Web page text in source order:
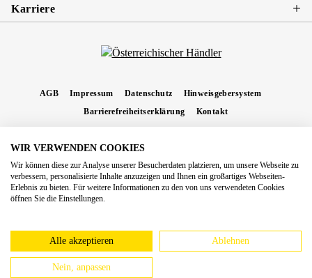
Karriere
AGB Impressum Datenschutz
Hinweisgebersystem
Barrierefreiheitserklärung
Kontakt
Nachnahmegebühren, wenn nicht anders angegeben.
Copyright 2026 Forstinger Österreich GmbH
Königstetter Straße 128 - 134/OG3, 3430 Tulln
europäschen Online-Streitbeilegungs-Plattform hinzuweisen: webgate.ec.europa.eu/odr
WIR VERWENDEN COOKIES
Wir können diese zur Analyse unserer Besucherdaten platzieren, um unsere Webseite zu
verbessern, personalisierte Inhalte anzuzeigen und Ihnen ein großartiges Webseiten-
Erlebnis zu bieten. Für weitere Informationen zu den von uns verwendeten Cookies
öffnen Sie die Einstellungen.
Alle akzeptieren Ablehnen
Nein, anpassen